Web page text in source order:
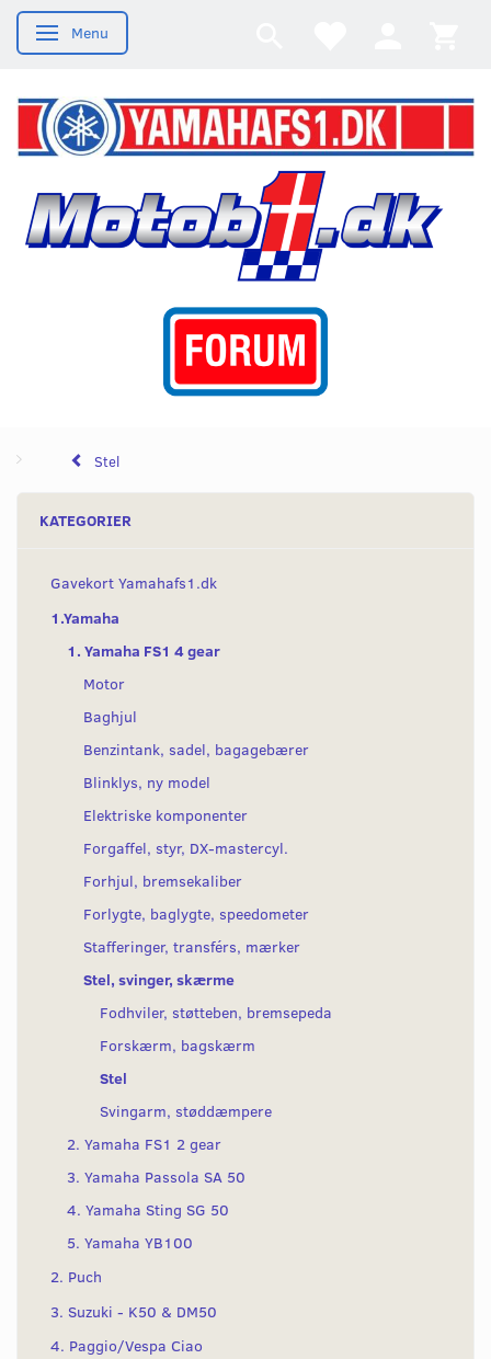
Skifte navigation
Menu
Stel
KATEGORIER
Gavekort Yamahafs1.dk
1.Yamaha
1. Yamaha FS1 4 gear
Motor
Baghjul
Benzintank, sadel, bagagebærer
Blinklys, ny model
Elektriske komponenter
Forgaffel, styr, DX-mastercyl.
Forhjul, bremsekaliber
Forlygte, baglygte, speedometer
Stafferinger, transférs, mærker
Stel, svinger, skærme
Fodhviler, støtteben, bremsepeda
Forskærm, bagskærm
Stel
Svingarm, støddæmpere
2. Yamaha FS1 2 gear
3. Yamaha Passola SA 50
4. Yamaha Sting SG 50
5. Yamaha YB100
2. Puch
3. Suzuki - K50 & DM50
4. Paggio/Vespa Ciao